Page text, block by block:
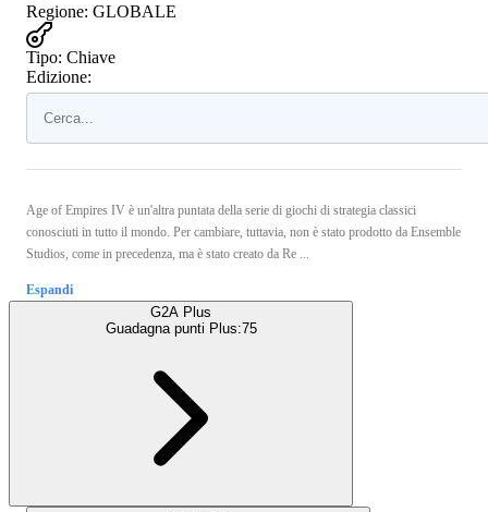
Regione: GLOBALE
Tipo: Chiave
Edizione:
Age of Empires IV è un'altra puntata della serie di giochi di strategia classici
conosciuti in tutto il mondo. Per cambiare, tuttavia, non è stato prodotto da Ensemble
Studios, come in precedenza, ma è stato creato da Re ...
Espandi
G2A Plus
Guadagna punti Plus:75